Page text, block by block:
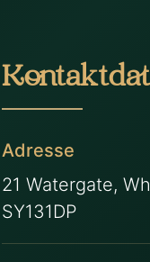
Adresse
21 Watergate,
SY131DP